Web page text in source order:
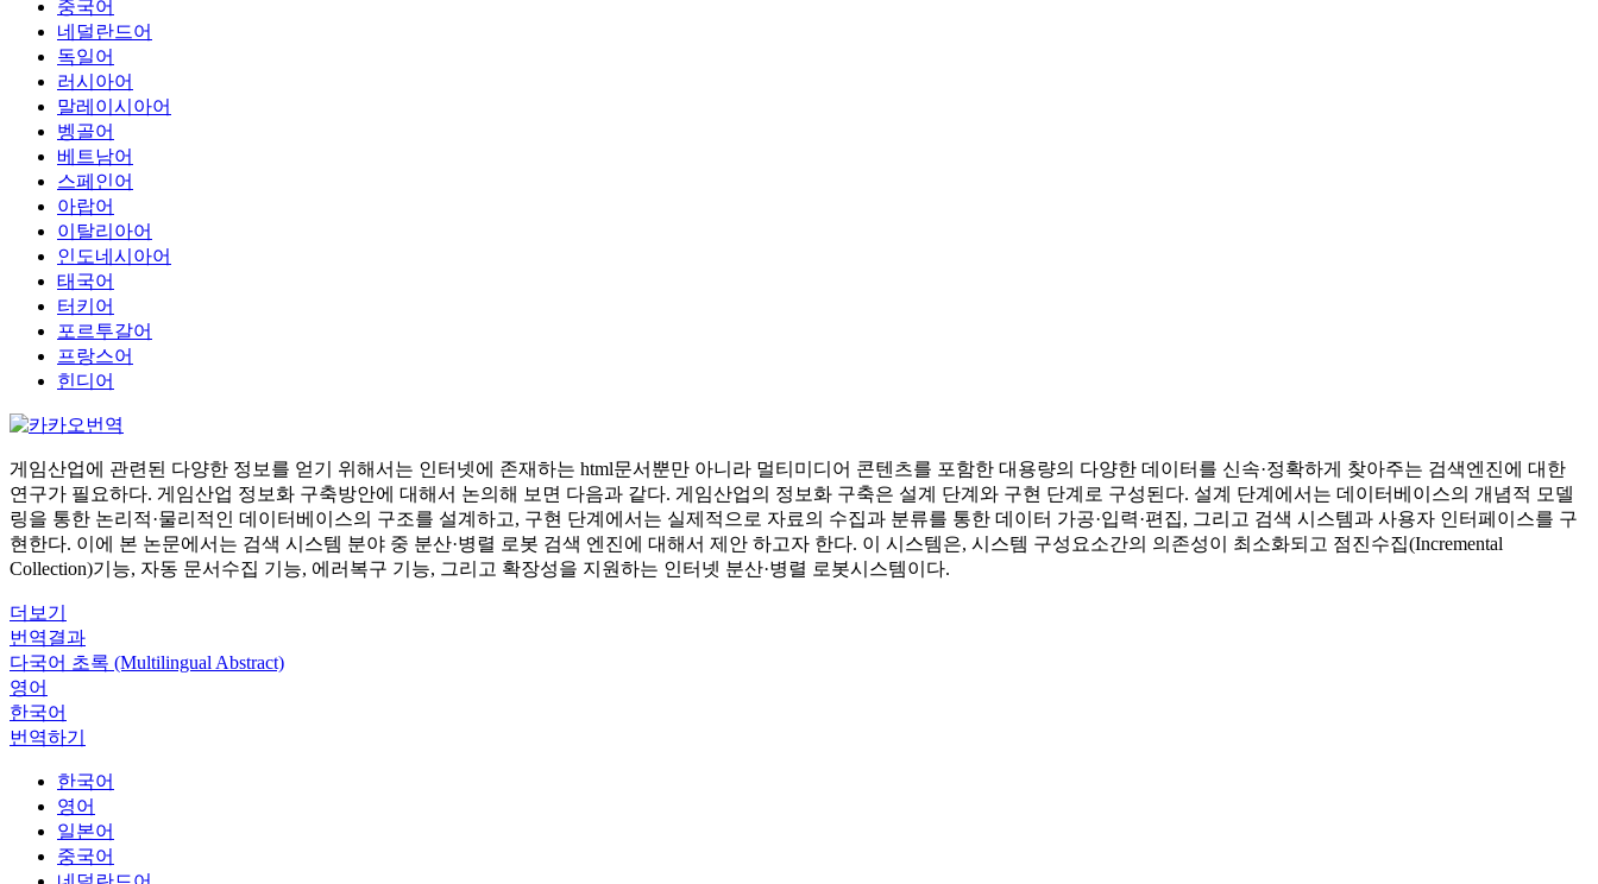
중국어
네덜란드어
독일어
러시아어
말레이시아어
벵골어
베트남어
스페인어
아랍어
이탈리아어
인도네시아어
태국어
터키어
포르투갈어
프랑스어
힌디어
게임산업에 관련된 다양한 정보를 얻기 위해서는 인터넷에 존재하는 html문서뿐만 아니라 멀티미디어 콘텐츠를 포함한 대용량의 다양한 데이터를 신속·정확하게 찾아주는 검색엔진에 대한
연구가 필요하다. 게임산업 정보화 구축방안에 대해서 논의해 보면 다음과 같다. 게임산업의 정보화 구축은 설계 단계와 구현 단계로 구성된다. 설계 단계에서는 데이터베이스의 개념적 모델
링을 통한 논리적·물리적인 데이터베이스의 구조를 설계하고, 구현 단계에서는 실제적으로 자료의 수집과 분류를 통한 데이터 가공·입력·편집, 그리고 검색 시스템과 사용자 인터페이스를 구
현한다. 이에 본 논문에서는 검색 시스템 분야 중 분산·병렬 로봇 검색 엔진에 대해서 제안 하고자 한다. 이 시스템은, 시스템 구성요소간의 의존성이 최소화되고 점진수집(Incremental
Collection)기능, 자동 문서수집 기능, 에러복구 기능, 그리고 확장성을 지원하는 인터넷 분산·병렬 로봇시스템이다.
더보기
번역결과
다국어 초록 (Multilingual Abstract)
영어
한국어
번역하기
한국어
영어
일본어
중국어